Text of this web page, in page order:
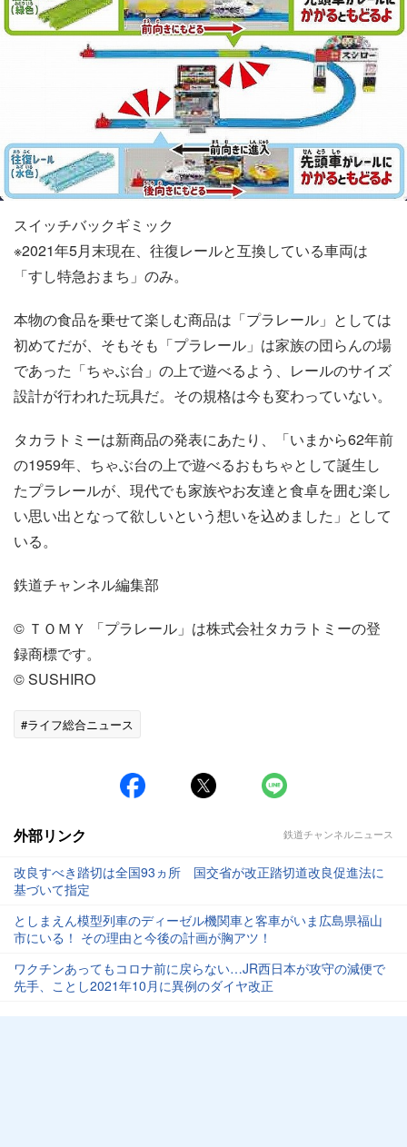
スイッチバックギミック
※2021年5月末現在、往復レールと互換している車両は
「すし特急おまち」のみ。
本物の食品を乗せて楽しむ商品は「プラレール」としては
初めてだが、そもそも「プラレール」は家族の団らんの場
であった「ちゃぶ台」の上で遊べるよう、レールのサイズ
設計が行われた玩具だ。その規格は今も変わっていない。
タカラトミーは新商品の発表にあたり、「いまから62年前
の1959年、ちゃぶ台の上で遊べるおもちゃとして誕生し
たプラレールが、現代でも家族やお友達と食卓を囲む楽し
い思い出となって欲しいという想いを込めました」として
いる。
鉄道チャンネル編集部
© ＴＯＭＹ 「プラレール」は株式会社タカラトミーの登
録商標です。
© SUSHIRO
#ライフ総合ニュース
外部リンク 鉄道チャンネルニュース
改良すべき踏切は全国93ヵ所 国交省が改正踏切道改良促進法に
基づいて指定
としまえん模型列車のディーゼル機関車と客車がいま広島県福山
市にいる！ その理由と今後の計画が胸アツ！
ワクチンあってもコロナ前に戻らない…JR西日本が攻守の減便で
先手、ことし2021年10月に異例のダイヤ改正